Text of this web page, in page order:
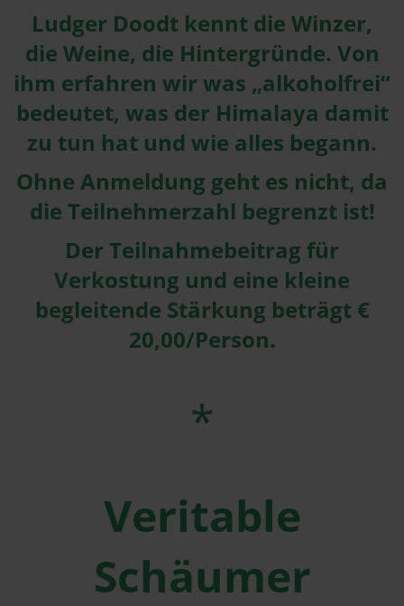
Ludger Doodt kennt die Winzer,
die Weine, die Hintergründe. Von
ihm erfahren wir was „alkoholfrei“
bedeutet, was der Himalaya damit
zu tun hat und wie alles begann.
Ohne Anmeldung geht es nicht, da
die Teilnehmerzahl begrenzt ist!
Der Teilnahmebeitrag für
Verkostung und eine kleine
begleitende Stärkung beträgt €
20,00/Person.
*
Veritable
Schäumer